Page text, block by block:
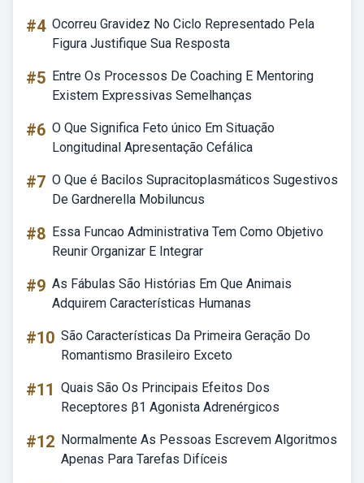
#4 Ocorreu Gravidez No Ciclo Representado Pela
Figura Justifique Sua Resposta
#5 Entre Os Processos De Coaching E Mentoring
Existem Expressivas Semelhanças
#6 O Que Significa Feto único Em Situação
Longitudinal Apresentação Cefálica
#7 O Que é Bacilos Supracitoplasmáticos Sugestivos
De Gardnerella Mobiluncus
#8 Essa Funcao Administrativa Tem Como Objetivo
Reunir Organizar E Integrar
#9 As Fábulas São Histórias Em Que Animais
Adquirem Características Humanas
#10 São Características Da Primeira Geração Do
Romantismo Brasileiro Exceto
#11 Quais São Os Principais Efeitos Dos
Receptores β1 Agonista Adrenérgicos
#12 Normalmente As Pessoas Escrevem Algoritmos
Apenas Para Tarefas Difíceis